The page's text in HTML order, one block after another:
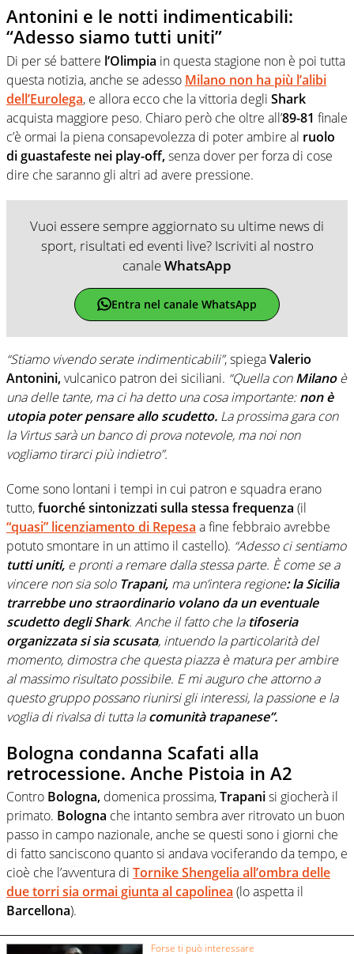
Antonini e le notti indimenticabili:
“Adesso siamo tutti uniti”
Di per sé battere l’Olimpia in questa stagione non è poi tutta
questa notizia, anche se adesso Milano non ha più l’alibi
dell’Eurolega, e allora ecco che la vittoria degli Shark
acquista maggiore peso. Chiaro però che oltre all’89-81 finale
c’è ormai la piena consapevolezza di poter ambire al ruolo
di guastafeste nei play-off,senza dover per forza di cose
dire che saranno gli altri ad avere pressione.
Vuoi essere sempre aggiornato su ultime news di
sport, risultati ed eventi live? Iscriviti al nostro
canaleWhatsApp
Entra nel canale WhatsApp
“Stiamo vivendo serate indimenticabili”, spiegaValerio
Antonini,vulcanico patron dei siciliani. “Quella conMilanoè
una delle tante, ma ci ha detto una cosa importante:non è
utopia poter pensare allo scudetto. La prossima gara con
la Virtus sarà un banco di prova notevole, ma noi non
vogliamo tirarci più indietro”.
Come sono lontani i tempi in cui patron e squadra erano
tutto,fuorché sintonizzati sulla stessa frequenza (il
“quasi” licenziamento di Repesa a fine febbraio avrebbe
potuto smontare in un attimo il castello). “Adesso ci sentiamo
tutti uniti, e pronti a remare dalla stessa parte. È come se a
vincere non sia solo Trapani, ma un’intera regione: la Sicilia
trarrebbe uno straordinario volano da un eventuale
scudetto degli Shark. Anche il fatto che la tifoseria
organizzata si sia scusata, intuendo la particolarità del
momento, dimostra che questa piazza è matura per ambire
al massimo risultato possibile. E mi auguro che attorno a
questo gruppo possano riunirsi gli interessi, la passione e la
voglia di rivalsa di tutta lacomunità trapanese”.
Bologna condanna Scafati alla
retrocessione. Anche Pistoia in A2
Contro Bologna, domenica prossima,Trapanisi giocherà il
primato. Bologna che intanto sembra aver ritrovato un buon
passo in campo nazionale, anche se questi sono i giorni che
di fatto sanciscono quanto si andava vociferando da tempo, e
cioè che l’avventura di Tornike Shengelia all’ombra delle
due torri sia ormai giunta al capolinea (lo aspetta il
Barcellona).
Forse ti può interessare